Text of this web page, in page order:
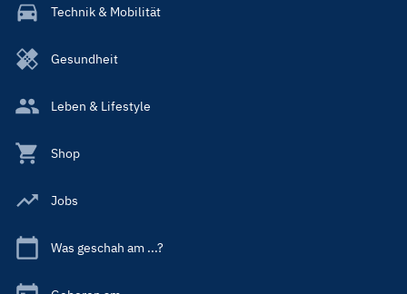
Technik & Mobilität
Gesundheit
Leben & Lifestyle
Shop
Jobs
Was geschah am ...?